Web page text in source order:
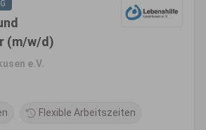
(m/w/d)
e.V.
Flexible Arbeitszeiten